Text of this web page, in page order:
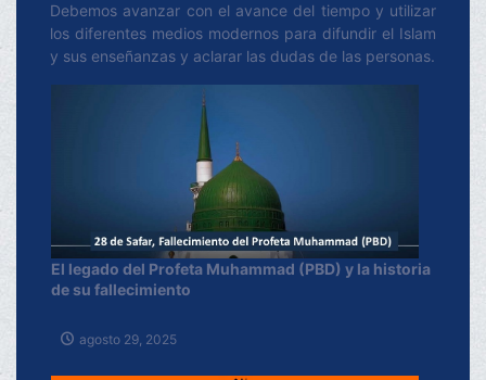
Debemos avanzar con el avance del tiempo y utilizar
los diferentes medios modernos para difundir el Islam
y sus enseñanzas y aclarar las dudas de las personas.
El legado del Profeta Muhammad (PBD) y la historia
de su fallecimiento
agosto 29, 2025